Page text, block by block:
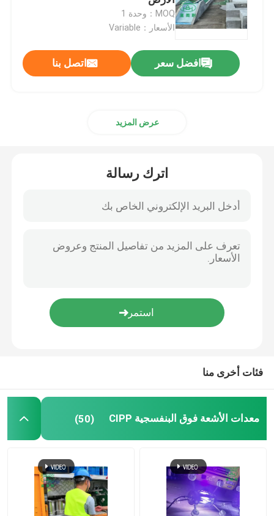
بطانة UV CIPP
مجنزر أنابيب CCTV
بناء خطوط الأنابيب بدون خنادق
التدريب على تقنية الخنادق
فوهة تنظيف المياه النفاثة
تأجير المعدات بدون حفر
سدادة الأنابيب القابلة للنفخ
مضخات الصرف
MOQ：وحدة 1
الأسعار：Variable
افضل سعر اتصل بنا
عرض المزيد
اترك رسالة
فئات أخرى منا
معدات الأشعة فوق البنفسجية CIPP (50)